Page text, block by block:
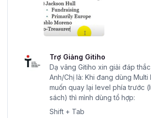
Trợ Giảng Gitiho
Dạ vâng Gitiho xin giải đáp
Anh/Chị là: Khi đang dùng Multi
muốn quay lại level phía trước
sách) thì mình dùng tổ hợp:
Shift + Tab